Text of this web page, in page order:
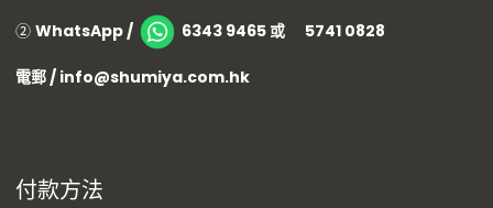
② WhatsApp / 6343 9465 或 5741 0828
電郵 / info@shumiya.com.hk
付款方法